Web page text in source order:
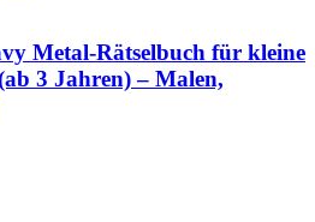
Metal-Rätselbuch für kleine
3 Jahren) – Malen,